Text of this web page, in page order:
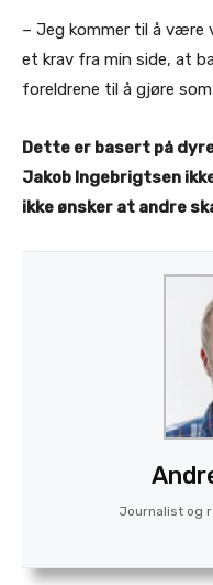
– Jeg kommer til å være
et krav fra min side, at
foreldrene til å gjøre som
Dette er basert på
Jakob Ingebrigtsen
ikke ønsker at andre
Journalist og